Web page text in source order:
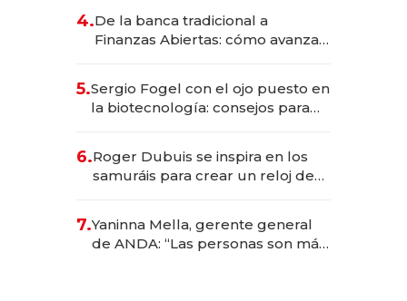
4.De la banca tradicional a
Finanzas Abiertas: cómo avanza
5.Sergio Fogel con el ojo puesto en
la biotecnología: consejos para
6.Roger Dubuis se inspira en los
samuráis para crear un reloj de
7.Yaninna Mella, gerente general
de ANDA: “Las personas son más